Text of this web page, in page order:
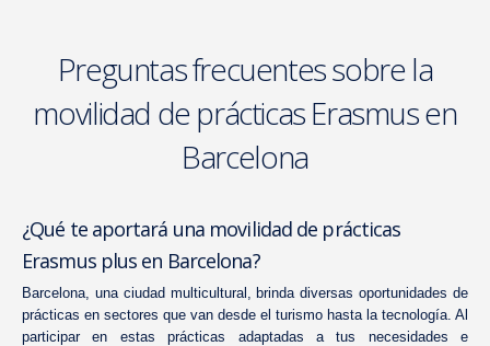
Preguntas frecuentes sobre la
movilidad de prácticas Erasmus en
Barcelona
¿Qué te aportará una movilidad de prácticas
Erasmus plus en Barcelona?
Barcelona, una ciudad multicultural, brindadiversas oportunidades de
prácticas en sectores que van desde el turismo hasta la tecnología. Al
participar en estas prácticas adaptadas a tus necesidades e